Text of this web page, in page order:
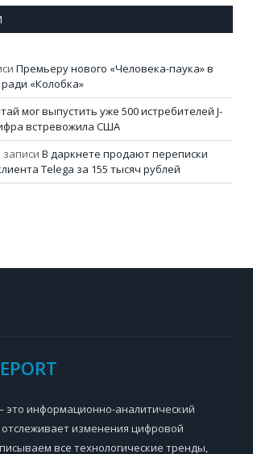
Премьеру нового «Человека-паука» в
«Колобка»
мог выпустить уже 500 истребителей J-
встревожила США
записи В даркнете продают переписки
Telega за 155 тысяч рублей
это информационно-аналитический
изменения цифровой
все технологические тренды,